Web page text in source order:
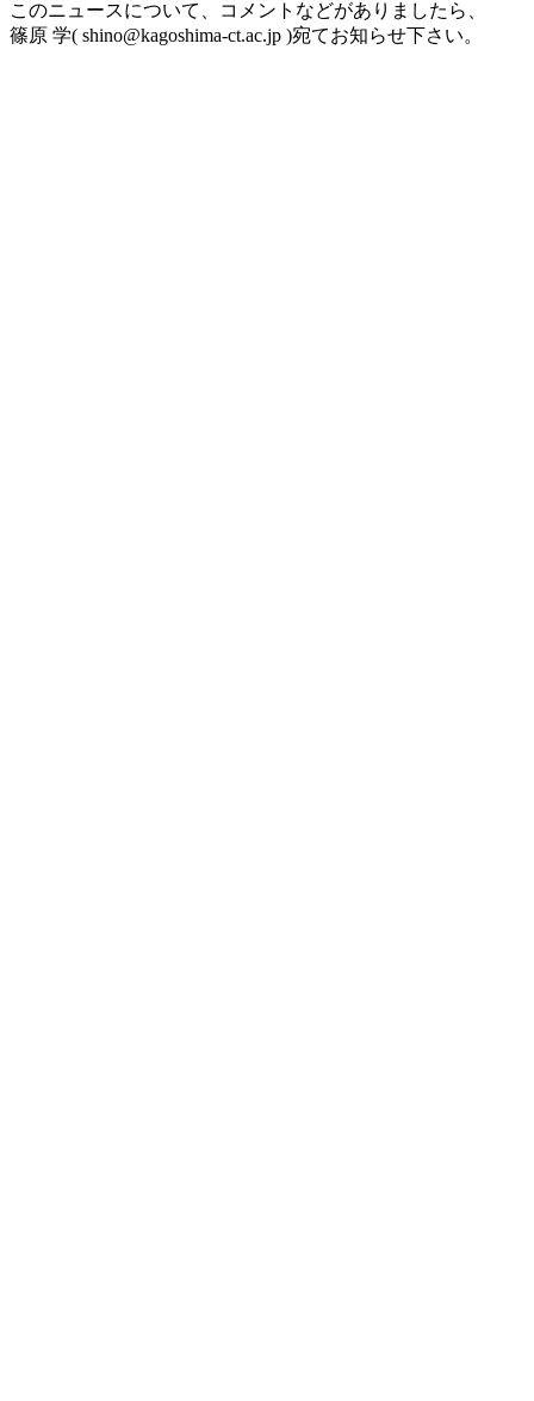
このニュースについて、コメントなどがありましたら、
篠原 学( shino@kagoshima-ct.ac.jp )宛てお知らせ下さい。